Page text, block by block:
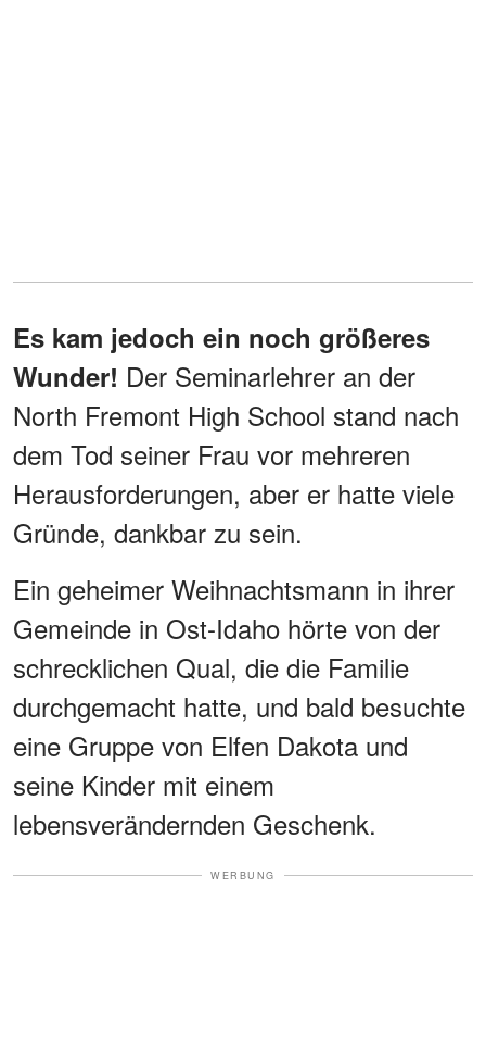
Es kam jedoch ein noch größeres
Wunder! Der Seminarlehrer an der
North Fremont High School stand nach
dem Tod seiner Frau vor mehreren
Herausforderungen, aber er hatte viele
Gründe, dankbar zu sein.
Ein geheimer Weihnachtsmann in ihrer
Gemeinde in Ost-Idaho hörte von der
schrecklichen Qual, die die Familie
durchgemacht hatte, und bald besuchte
eine Gruppe von Elfen Dakota und
seine Kinder mit einem
lebensverändernden Geschenk.
WERBUNG